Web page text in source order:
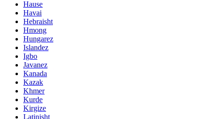
Hause
Havai
Hebraisht
Hmong
Hungarez
Islandez
Igbo
Javanez
Kanada
Kazak
Khmer
Kurde
Kirgize
Latinisht